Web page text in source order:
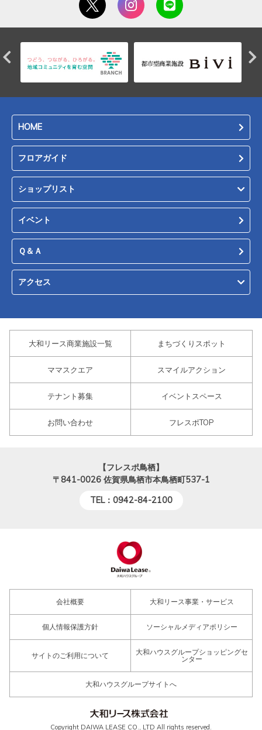
HOME
フロアガイド
ショップリスト
イベント
Ｑ＆Ａ
アクセス
大和リース商業施設一覧 まちづくりスポット
ママスクエア スマイルアクション
テナント募集 イベントスペース
お問い合わせ フレスポTOP
【フレスポ鳥栖】
〒841-0026 佐賀県鳥栖市本鳥栖町537-1
TEL：0942-84-2100
会社概要 大和リース事業・サービス
個人情報保護方針 ソーシャルメディアポリシー
サイトのご利用について
大和ハウスグループショッピングセ
ンター
大和ハウスグループサイトへ
Copyright DAIWA LEASE CO., LTD All rights reserved.